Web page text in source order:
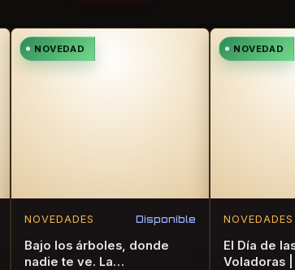
NOVEDAD
NOVEDADES Disponible
Bajo los árboles, donde
nadie te ve. La
NOVEDAD
NOVEDADES
El Día de
Voladoras